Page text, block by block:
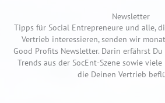
Newsletter
Tipps für Social Entrepreneure und alle,
Vertrieb interessieren, senden wir
Good Profits Newsletter. Darin erfährst
Trends aus der SocEnt-Szene sowie
die Deinen Vertrieb